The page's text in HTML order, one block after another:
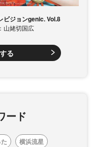
ビジョンgenic. Vol.8
山姥切国広
る
ード
横浜流星